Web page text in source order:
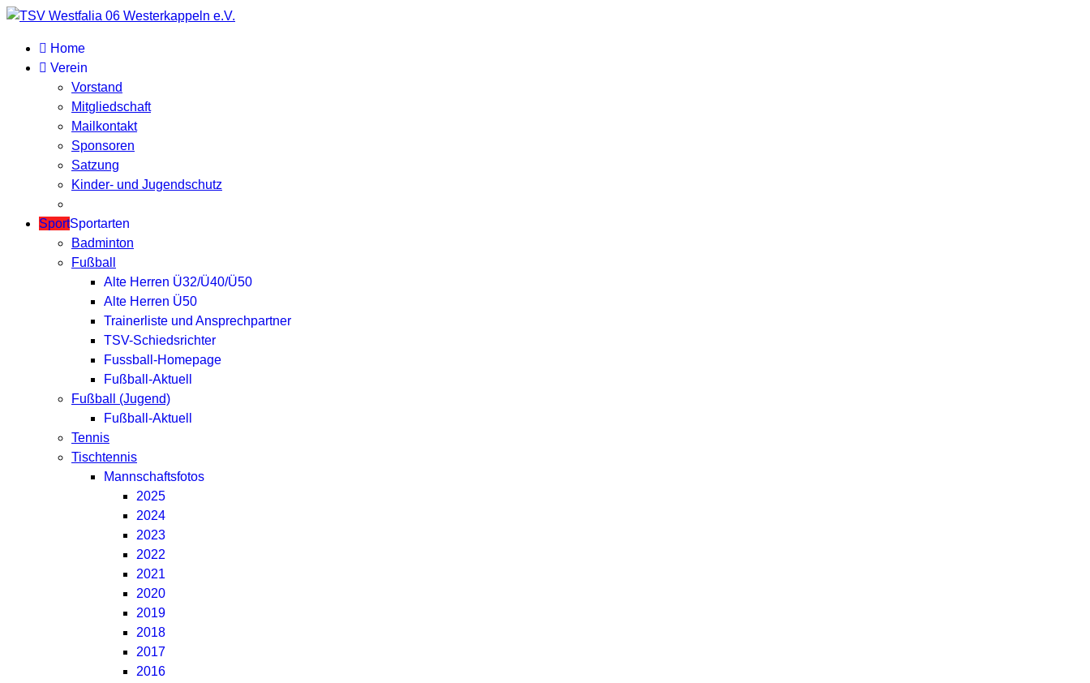
Home
Verein
Vorstand
Mitgliedschaft
Mailkontakt
Sponsoren
Satzung
Kinder- und Jugendschutz
SportSportarten
Badminton
Fußball
Alte Herren Ü32/Ü40/Ü50
Alte Herren Ü50
Trainerliste und Ansprechpartner
TSV-Schiedsrichter
Fussball-Homepage
Fußball-Aktuell
Fußball (Jugend)
Fußball-Aktuell
Tennis
Tischtennis
Mannschaftsfotos
2025
2024
2023
2022
2021
2020
2019
2018
2017
2016